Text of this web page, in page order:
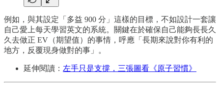
例如，與其設定「多益 900 分」這樣的目標，不如設計一套讓
自己愛上每天學習英文的系統。關鍵在於確保自己能夠長長久
久去做正 EV（期望值）的事情，呼應「長期來說對你有利的
地方，反覆現身做對的事」。
延伸閱讀： 左手只是支撐，三張圖看《原子習慣》